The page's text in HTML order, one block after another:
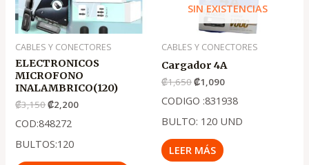
CABLES Y CONECTORES
ELECTRONICOS
MICROFONO
INALAMBRICO(120)
₡3,150₡2,200
COD:848272
BULTOS:120
SIN EXISTENCIAS
CABLES Y CONECTORES
Cargador 4A
₡1,650₡1,090
CODIGO :831938
BULTO: 120 UND
LEER MÁS